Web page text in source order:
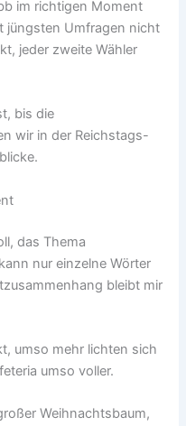
im richtigen Moment
jüngsten Umfragen nicht
jeder zweite Wähler
bis die
wir in der Reichstags-
das Thema
nur einzelne Wörter
bleibt mir
umso mehr lichten sich
umso voller.
Weihnachtsbaum,